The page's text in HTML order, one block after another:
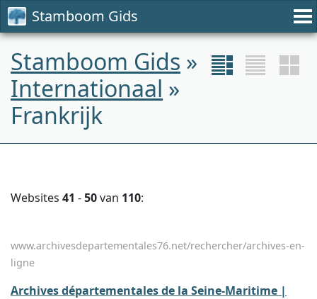
Stamboom Gids
Stamboom Gids »
Internationaal »
Frankrijk
Websites 41 -50van 110:
www.archivesdepartementales76.net/rechercher/archives-en-
ligne
Archives départementales de la Seine-Maritime |